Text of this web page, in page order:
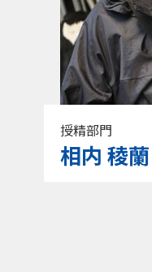
授精部門
相内 稜蘭